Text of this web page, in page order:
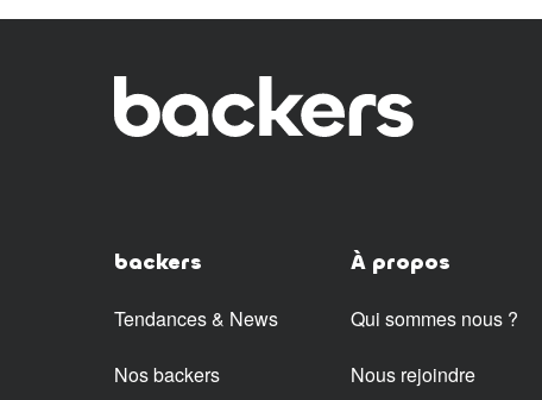
backers
Tendances & News
Nos backers
À propos
Qui sommes nous ?
Nous rejoindre